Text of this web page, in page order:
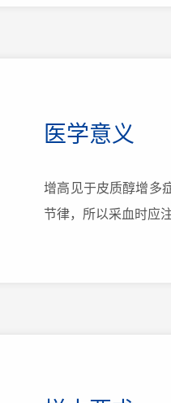
医学意义
增高见于皮质醇增多
节律，所以采血时应